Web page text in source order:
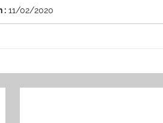
: 11/02/2020